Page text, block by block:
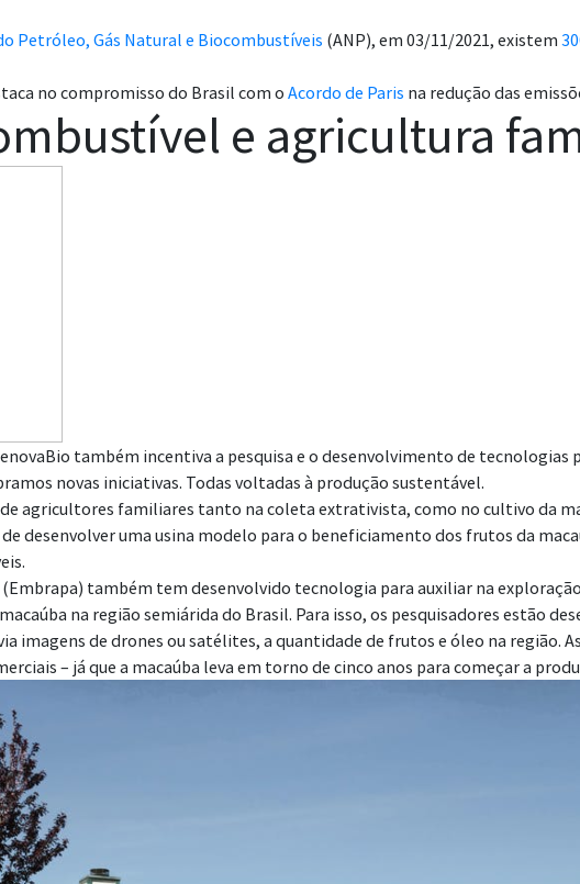
Petróleo, Gás Natural e Biocombustíveis (ANP), em 03/11/2021, existem
no compromisso do Brasil com o Acordo de Paris na redução das
e agricultura
também incentiva a pesquisa e o desenvolvimento de tecnologias
novas iniciativas. Todas voltadas à produção sustentável.
agricultores familiares tanto na coleta extrativista, como no cultivo da
desenvolver uma usina modelo para o beneficiamento dos frutos da
(Embrapa) também tem desenvolvido tecnologia para auxiliar na
na região semiárida do Brasil. Para isso, os pesquisadores estão
imagens de drones ou satélites, a quantidade de frutos e óleo na região.
– já que a macaúba leva em torno de cinco anos para começar a